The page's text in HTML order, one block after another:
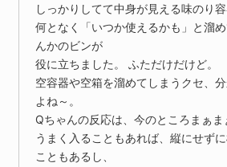
しっかりしてて中身が見える味のり容
何となく「いつか使えるかも」と溜
んかのビンが
役に立ちました。 ふただけだけど。
空容器や空箱を溜めてしまうクセ、
よね～。
Qちゃんの反応は、今のところまぁま
うまく入ることもあれば、縦にせず
こともあるし、